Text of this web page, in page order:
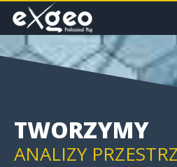
TWORZYMY
MAPY I APLIKACJE
MAPY
ANALIZY